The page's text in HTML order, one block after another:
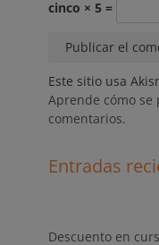
cinco × 5 =
Este sitio usa
Aprende cómo se
comentarios.
Entradas
Descuento en